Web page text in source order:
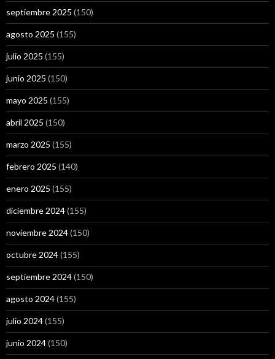
septiembre 2025 (150)
agosto 2025 (155)
julio 2025 (155)
junio 2025 (150)
mayo 2025 (155)
abril 2025 (150)
marzo 2025 (155)
febrero 2025 (140)
enero 2025 (155)
diciembre 2024(155)
noviembre 2024(150)
octubre 2024(155)
septiembre 2024(150)
agosto 2024(155)
julio 2024(155)
junio 2024(150)